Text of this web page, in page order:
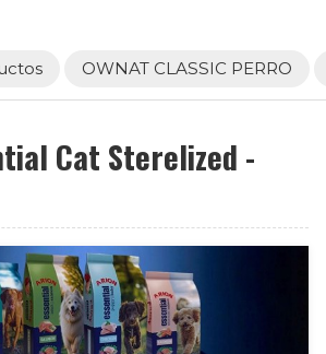
OWNAT CLASSIC PERRO
Cat Sterelized -